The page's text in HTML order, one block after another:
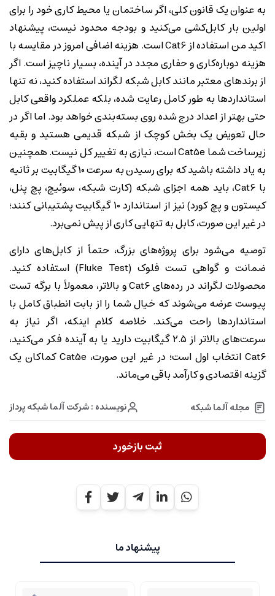
به عنوان یک قانون کلی، اگر ساختمان یا محیط کاری خود را برای
اولین بار کابل‌کشی می‌کنید و بودجه محدود نیست، پیشنهاد
اکید من استفاده از Cat6 است. هزینه اضافی امروز در مقایسه با
هزینه دوباره‌کاری و حفاری مجدد در آینده، بسیار ناچیز است. اگر
از برندهای معتبر مانند کابل شبکه لگراند استفاده کنید، نه تنها
استانداردها به طور کامل رعایت شده، بلکه عملکرد واقعی کابل
حتی بهتر از اعداد درج شده روی بسته‌بندی خواهد بود. اما اگر در
حال تعویض یک بخش کوچک از شبکه قدیمی هستید و بقیه
زیرساخت شما Cat5e است، نیازی به تغییر کل نیست. همچنین
به یاد داشته باشید که برای رسیدن به سرعت ۱۰ گیگابیت بر ثانیه
با Cat6، باید همه اجزای شبکه (کارت شبکه، سوئیچ، پچ پنل،
کیستون و پچ کورد) نیز از استاندارد ۱۰ گیگابیت پشتیبانی کنند؛
در غیر این صورت، کابل به تنهایی کاری از پیش نمی‌برد.
توصیه می‌شود برای پروژه‌های بزرگ، حتماً از کابل‌های دارای
ضمانت و گواهی تست فلوک (Fluke Test) استفاده کنید.
محصولات لگراند در رده‌های Cat6 و بالاتر، معمولاً با برگه تست
پیوست عرضه می‌شوند که خیال شما را از بابت انطباق کامل با
استانداردها راحت می‌کند. خلاصه کلام اینکه، اگر نیاز به
سرعت‌های بالاتر از ۲.۵ گیگابیت دارید یا به آینده فکر می‌کنید،
Cat6 انتخاب اول است؛ در غیر این صورت، Cat5e کماکان یک
گزینه اقتصادی و کارآمد باقی می‌ماند.
مجله آلما شبکه نویسنده : شرکت آلما شبکه پرداز
ثبت بازخورد
پیشنهاد ما